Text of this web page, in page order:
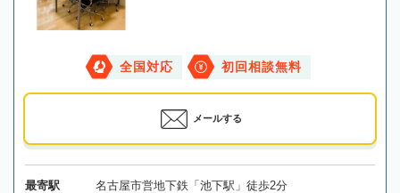
全国対応 初回相談無料
メールする
最寄駅 名古屋市営地下鉄「池下駅」徒歩2分